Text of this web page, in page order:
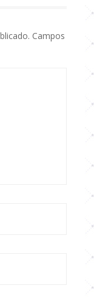
Campos